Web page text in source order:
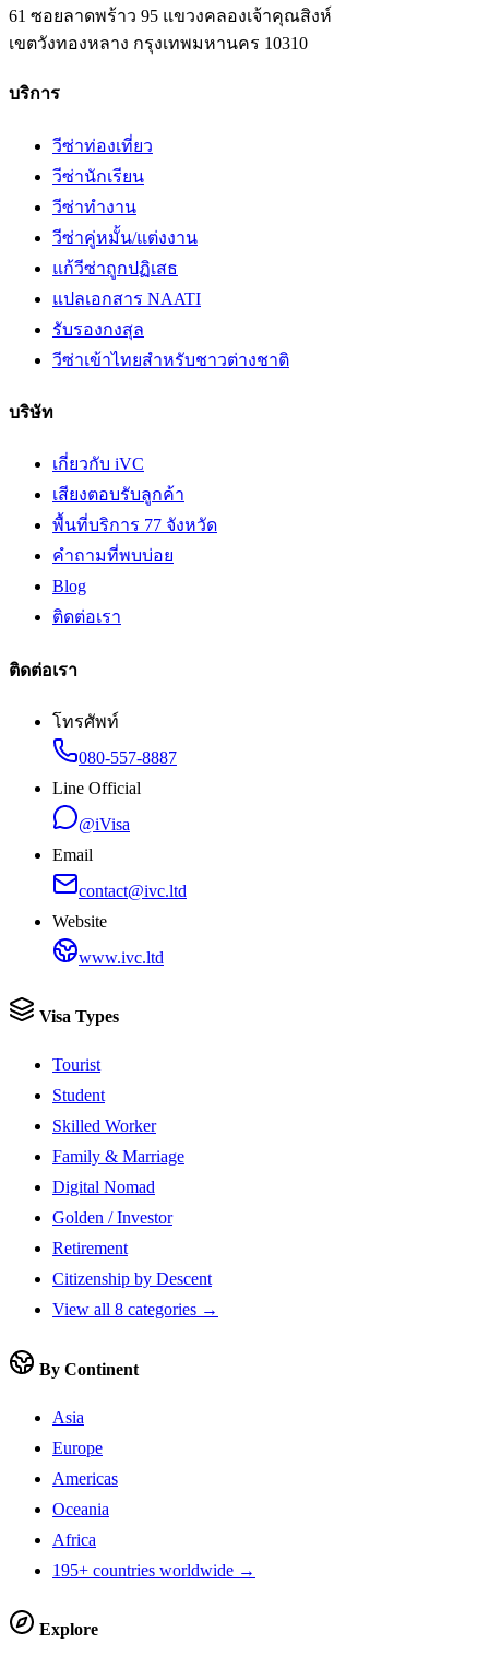
61 ซอยลาดพร้าว 95 แขวงคลองเจ้าคุณสิงห์
เขตวังทองหลาง กรุงเทพมหานคร 10310
บริการ
วีซ่าท่องเที่ยว
วีซ่านักเรียน
วีซ่าทำงาน
วีซ่าคู่หมั้น/แต่งงาน
แก้วีซ่าถูกปฏิเสธ
แปลเอกสาร NAATI
รับรองกงสุล
วีซ่าเข้าไทยสำหรับชาวต่างชาติ
บริษัท
เกี่ยวกับ iVC
เสียงตอบรับลูกค้า
พื้นที่บริการ 77 จังหวัด
คำถามที่พบบ่อย
Blog
ติดต่อเรา
ติดต่อเรา
โทรศัพท์
080-557-8887
Line Official
@iVisa
Email
contact@ivc.ltd
Website
www.ivc.ltd
Visa Types
Tourist
Student
Skilled Worker
Family & Marriage
Digital Nomad
Golden / Investor
Retirement
Citizenship by Descent
View all 8 categories →
By Continent
Asia
Europe
Americas
Oceania
Africa
195+ countries worldwide →
Explore